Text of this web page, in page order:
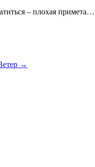
– плохая примета…
→